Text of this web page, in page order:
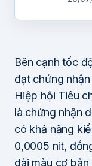
Bên cạnh tốc
đạt chứng
Hiệp hội Tiêu
là chứng nhận
có khả năng
0,0005 nit,
dải màu cơ